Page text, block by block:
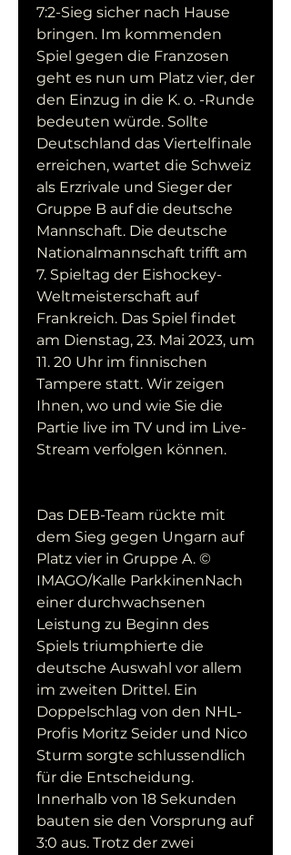
7:2-Sieg sicher nach Hause
bringen. Im kommenden
Spiel gegen die Franzosen
geht es nun um Platz vier, der
den Einzug in die K. o. -Runde
bedeuten würde. Sollte
Deutschland das Viertelfinale
erreichen, wartet die Schweiz
als Erzrivale und Sieger der
Gruppe B auf die deutsche
Mannschaft. Die deutsche
Nationalmannschaft trifft am
7. Spieltag der Eishockey-
Weltmeisterschaft auf
Frankreich. Das Spiel findet
am Dienstag, 23. Mai 2023, um
11. 20 Uhr im finnischen
Tampere statt. Wir zeigen
Ihnen, wo und wie Sie die
Partie live im TV und im Live-
Stream verfolgen können.
Das DEB-Team rückte mit
dem Sieg gegen Ungarn auf
Platz vier in Gruppe A. ©
IMAGO/Kalle ParkkinenNach
einer durchwachsenen
Leistung zu Beginn des
Spiels triumphierte die
deutsche Auswahl vor allem
im zweiten Drittel. Ein
Doppelschlag von den NHL-
Profis Moritz Seider und Nico
Sturm sorgte schlussendlich
für die Entscheidung.
Innerhalb von 18 Sekunden
bauten sie den Vorsprung auf
3:0 aus. Trotz der zwei